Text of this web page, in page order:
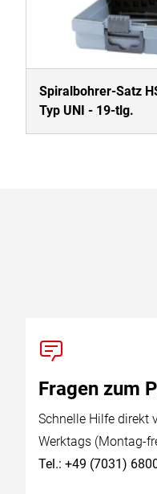
Spiralbohrer-Satz
Typ UNI - 19-tlg.
Fragen zum
Schnelle Hilfe direkt
Werktags (Montag-
Tel.: +49 (7031)